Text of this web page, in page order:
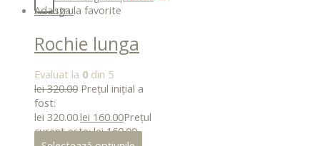
Adauga la favorite
Rochie lunga
imprimeu
albastru
Evaluat la 0 din 5
lei320.00 Prețul inițial a
fost:
lei 320.00.lei 160.00Prețul
curent este: lei 160.00.